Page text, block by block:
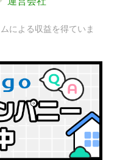
による収益を得ていま